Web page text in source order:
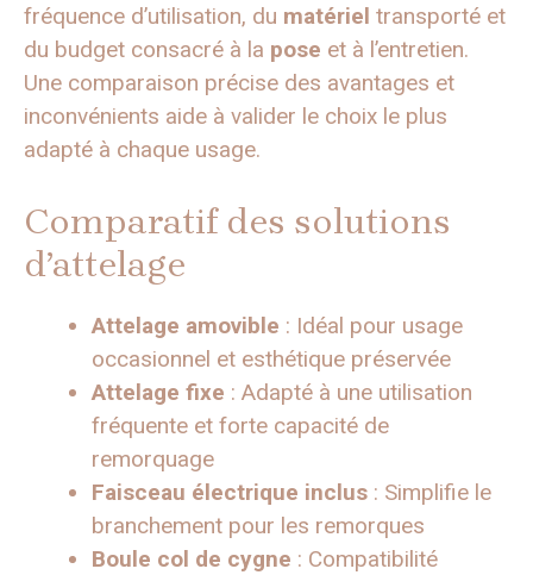
fréquence d’utilisation, du matériel transporté et
du budget consacré à la pose et à l’entretien.
Une comparaison précise des avantages et
inconvénients aide à valider le choix le plus
adapté à chaque usage.
Comparatif des solutions
d’attelage
Attelage amovible : Idéal pour usage
occasionnel et esthétique préservée
Attelage fixe : Adapté à une utilisation
fréquente et forte capacité de
remorquage
Faisceau électrique inclus : Simplifie le
branchement pour les remorques
Boule col de cygne : Compatibilité